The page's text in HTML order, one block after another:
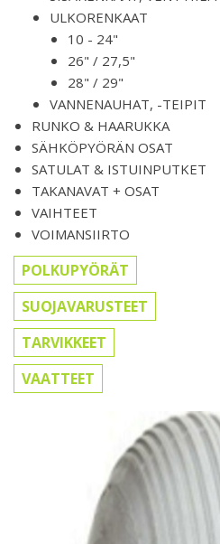
ULKORENKAAT
10 - 24"
26" / 27,5"
28" / 29"
VANNENAUHAT, -TEIPIT
RUNKO & HAARUKKA
SÄHKÖPYÖRÄN OSAT
SATULAT & ISTUINPUTKET
TAKANAVAT + OSAT
VAIHTEET
VOIMANSIIRTO
POLKUPYÖRÄT
SUOJAVARUSTEET
TARVIKKEET
VAATTEET